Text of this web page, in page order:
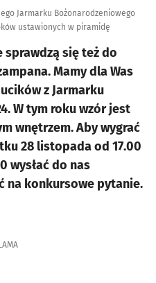
Jarmarku Bożonarodzeniowego
ustawionych w piramidę
sprawdzą się też do
Mamy dla Was
z Jarmarku
W tym roku wzór jest
wnętrzem. Aby wygrać
28 listopada od 17.00
wysłać do nas
na konkursowe pytanie.